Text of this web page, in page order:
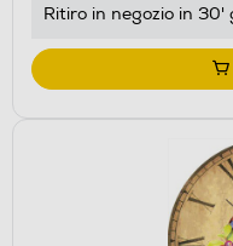
Ritiro in negozio in 30'